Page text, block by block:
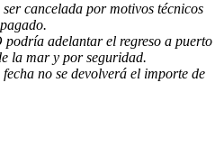
cancelada por motivos técnicos
adelantar el regreso a puerto
la mar y por seguridad.
no se devolverá el importe de